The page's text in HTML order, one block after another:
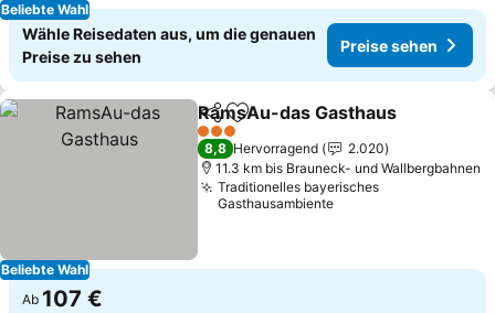
Beliebte Wahl
Wähle Reisedaten aus, um die genauen
Preise zu sehen
Preise sehen
Beliebte Wahl
TeilenZu Favoriten hinzufügen
RamsAu-das Gasthaus
3 Sterne
8,8 Hervorragend
2.020
11.3 km bis Brauneck- und Wallbergbahnen
Traditionelles bayerisches
Gasthausambiente
Ab 107 €